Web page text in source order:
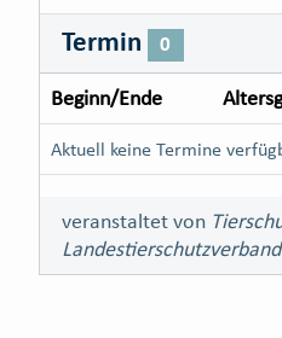
Termin 0
Beginn/Ende
Aktuell keine Termine
veranstaltet von